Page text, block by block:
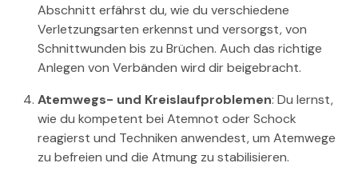
Abschnitt erfährst du, wie du verschiedene
Verletzungsarten erkennst und versorgst, von
Schnittwunden bis zu Brüchen. Auch das richtige
Anlegen von Verbänden wird dir beigebracht.
Atemwegs- und Kreislaufproblemen: Du lernst,
wie du kompetent bei Atemnot oder Schock
reagierst und Techniken anwendest, um Atemwege
zu befreien und die Atmung zu stabilisieren.